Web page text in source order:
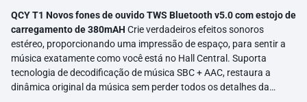
QCY T1 Novos fones de ouvido TWS Bluetooth v5.0 com estojo de
carregamento de 380mAH Crie verdadeiros efeitos sonoros
estéreo, proporcionando uma impressão de espaço, para sentir a
música exatamente como você está no Hall Central. Suporta
tecnologia de decodificação de música SBC + AAC, restaura a
dinâmica original da música sem perder todos os detalhes da